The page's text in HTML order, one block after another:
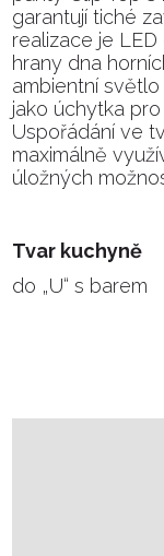
garantují tiché
realizace je
hrany dna
ambientní
jako úchytka
Uspořádání ve
maximálně
úložných
Tvar kuchyně
do „U“ s barem